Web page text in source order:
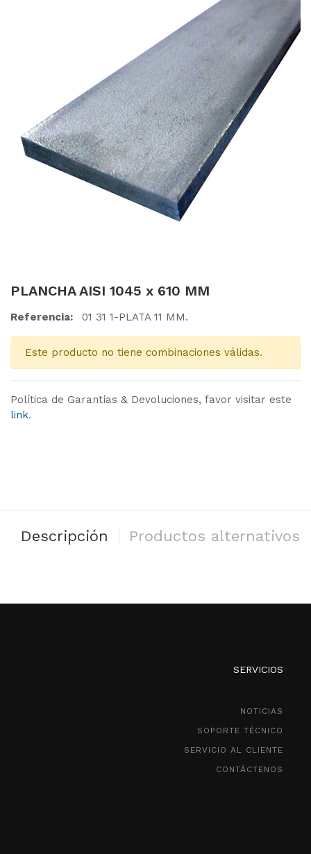
PLANCHA AISI 1045 x 610 MM
Referencia: 01 31 1-PLATA 11 MM.
Este producto no tiene combinaciones válidas.
Política de Garantías & Devoluciones, favor visitar este
link.
Descripción Productos alternativos
SERVICIOS
NOTICIAS
SOPORTE TÉCNICO
SERVICIO AL CLIENTE
CONTÁCTENOS